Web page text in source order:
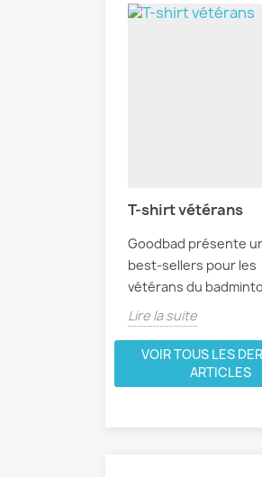
T-shirt vétérans
Goodbad présente
best-sellers pour les
vétérans du
Lire la suite
VOIR TOUS LES
ARTICLES